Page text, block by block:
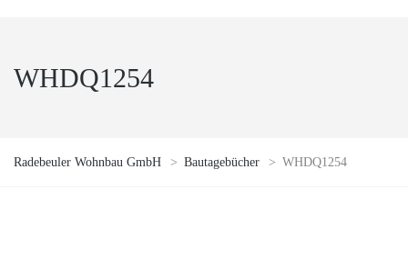
WHDQ1254
Radebeuler Wohnbau GmbH > Bautagebücher > WHDQ1254